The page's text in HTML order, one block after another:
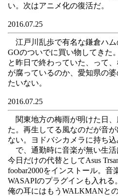
い。次はアニメ化の復活だ。
2016.07.25
江戸川乱歩で有名な鎌倉ハム
GOのついでに買い物してきた
と昨日で終わっていた、って
が腐っているのか、愛知県の
たいない。
2016.07.25
関東地方の梅雨が明けた日
た。再生してる風なのだが音
ない。ヨドバシカメラに持ち込
で、通勤時に音楽が無い生
今日だけの代替としてAsus
foobar2000をインストール。音
WASAPIのプラグインも入れる
俺の耳にはもうWALKMANと